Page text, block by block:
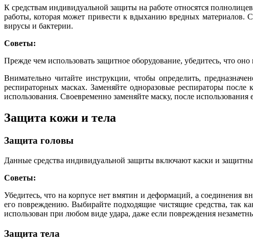
К средствам индивидуальной защиты на работе относятся
работы, которая может привести к вдыханию вредных материалов.
вирусы и бактерии.
Советы:
Прежде чем использовать защитное оборудование, убедитесь, что
Внимательно читайте инструкции, чтобы определить,
респираторных масках. Заменяйте одноразовые респираторы
использования. Своевременно заменяйте маску, после
Защита кожи и тела
Защита головы
Данные средства индивидуальной защиты включают каски и
Советы:
Убедитесь, что на корпусе нет вмятин и деформаций, а соединения
его повреждению. Выбирайте подходящие чистящие средства, так
использован при любом виде удара, даже если повреждения
Защита тела